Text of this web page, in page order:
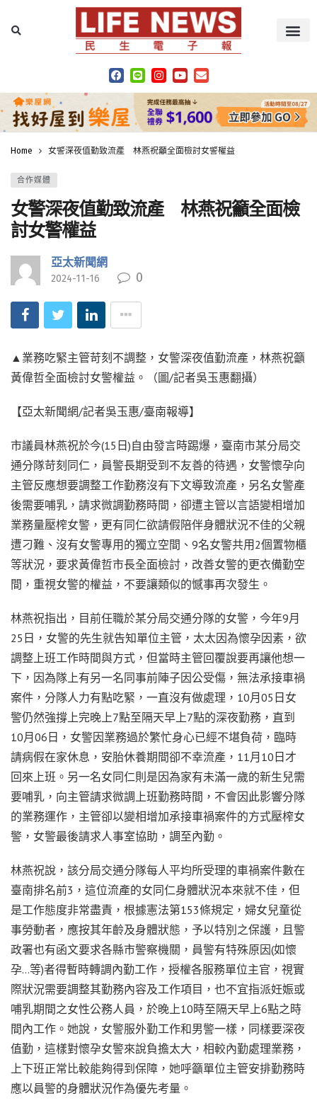
Home 女警深夜值勤致流產 林燕祝籲全面檢討女警權益
合作媒體
女警深夜值勤致流產 林燕祝籲全面檢
討女警權益
亞太新聞網
2024-11-16 0
▲業務吃緊主管苛刻不調整，女警深夜值勤流產，林燕祝籲
黃偉哲全面檢討女警權益。（圖/記者吳玉惠翻攝）
【亞太新聞網/記者吳玉惠/臺南報導】
市議員林燕祝於今(15日)自由發言時踢爆，臺南市某分局交
通分隊苛刻同仁，員警長期受到不友善的待遇，女警懷孕向
主管反應想要調整工作勤務沒有下文導致流產，另名女警產
後需要哺乳，請求微調勤務時間，卻遭主管以言語變相增加
業務量壓榨女警，更有同仁欲請假陪伴身體狀況不佳的父親
遭刁難、沒有女警專用的獨立空間、9名女警共用2個置物櫃
等狀況，要求黃偉哲市長全面檢討，改善女警的更衣備勤空
間，重視女警的權益，不要讓類似的憾事再次發生。
林燕祝指出，目前任職於某分局交通分隊的女警，今年9月
25日，女警的先生就告知單位主管，太太因為懷孕因素，欲
調整上班工作時間與方式，但當時主管回覆說要再讓他想一
下，因為隊上有另一名同事前陣子因公受傷，無法承接車禍
案件，分隊人力有點吃緊，一直沒有做處理，10月05日女
警仍然強撐上完晚上7點至隔天早上7點的深夜勤務，直到
10月06日，女警因業務過於繁忙身心已經不堪負荷，臨時
請病假在家休息，安胎休養期間卻不幸流產，11月10日才
回來上班。另一名女同仁則是因為家有未滿一歲的新生兒需
要哺乳，向主管請求微調上班勤務時間，不會因此影響分隊
的業務運作，主管卻以變相增加承接車禍案件的方式壓榨女
警，女警最後請求人事室協助，調至內勤。
林燕祝說，該分局交通分隊每人平均所受理的車禍案件數在
臺南排名前3，這位流產的女同仁身體狀況本來就不佳，但
是工作態度非常盡責，根據憲法第153條規定，婦女兒童從
事勞動者，應按其年齡及身體狀態，予以特別之保護，且警
政署也有函文要求各縣市警察機關，員警有特殊原因(如懷
孕…等)者得暫時轉調內勤工作，授權各服務單位主官，視實
際狀況需要調整其勤務內容及工作項目，也不宜指派妊娠或
哺乳期間之女性公務人員，於晚上10時至隔天早上6點之時
間內工作。她說，女警服外勤工作和男警一樣，同樣要深夜
值勤，這樣對懷孕女警來說負擔太大，相較內勤處理業務，
上下班正常比較能夠得到保障，她呼籲單位主管安排勤務時
應以員警的身體狀況作為優先考量。